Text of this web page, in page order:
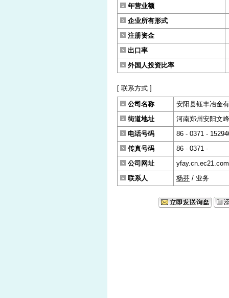
年营业额
企业所有形式
注册资金
出口率
外国人投资比率
[ 联系方式 ]
公司名称
安阳县钰丰冶金
街道地址
河南郑州安阳文
电话号码
86 - 0371 -
传真号码
86 - 0371 -
公司网址
yfay.cn.ec21.com
联系人
杨芬 / 业务